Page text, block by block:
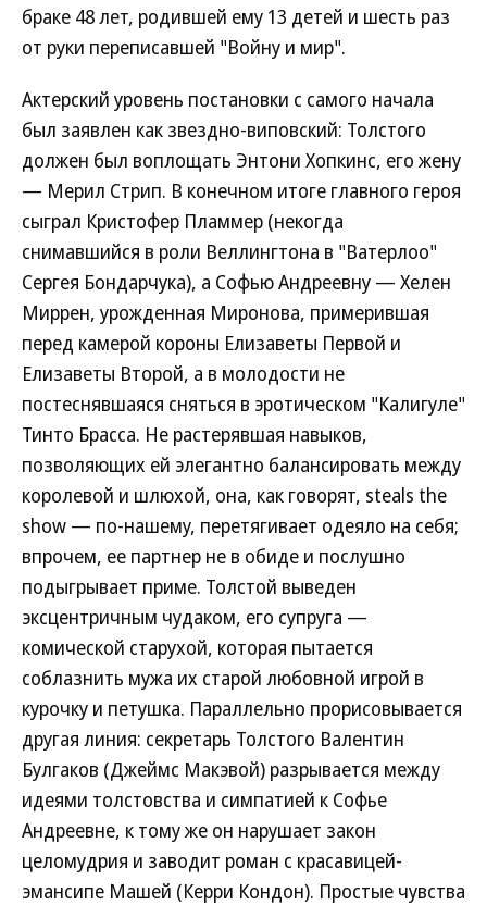
браке 48 лет, родившей ему 13 детей и шесть раз
от руки переписавшей "Войну и мир".
Актерский уровень постановки с самого начала
был заявлен как звездно-виповский: Толстого
должен был воплощать Энтони Хопкинс, его жену
— Мерил Стрип. В конечном итоге главного героя
сыграл Кристофер Пламмер (некогда
снимавшийся в роли Веллингтона в "Ватерлоо"
Сергея Бондарчука), а Софью Андреевну — Хелен
Миррен, урожденная Миронова, примерившая
перед камерой короны Елизаветы Первой и
Елизаветы Второй, а в молодости не
постеснявшаяся сняться в эротическом "Калигуле"
Тинто Брасса. Не растерявшая навыков,
позволяющих ей элегантно балансировать между
королевой и шлюхой, она, как говорят, steals the
show — по-нашему, перетягивает одеяло на себя;
впрочем, ее партнер не в обиде и послушно
подыгрывает приме. Толстой выведен
эксцентричным чудаком, его супруга —
комической старухой, которая пытается
соблазнить мужа их старой любовной игрой в
курочку и петушка. Параллельно прорисовывается
другая линия: секретарь Толстого Валентин
Булгаков (Джеймс Макэвой) разрывается между
идеями толстовства и симпатией к Софье
Андреевне, к тому же он нарушает закон
целомудрия и заводит роман с красавицей-
эмансипе Машей (Керри Кондон). Простые чувства